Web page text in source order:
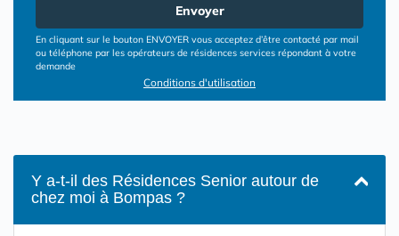
Envoyer
En cliquant sur le bouton ENVOYER vous acceptez d’être contacté par mail
ou téléphone par les opérateurs de résidences services répondant à votre
demande
Conditions d'utilisation
Y a-t-il des Résidences Senior autour de
chez moi à Bompas ?